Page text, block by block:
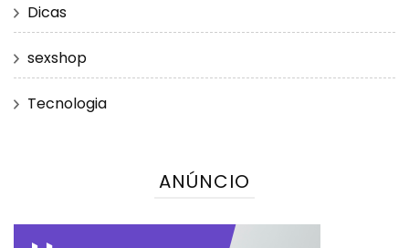
Dicas
sexshop
Tecnologia
ANÚNCIO